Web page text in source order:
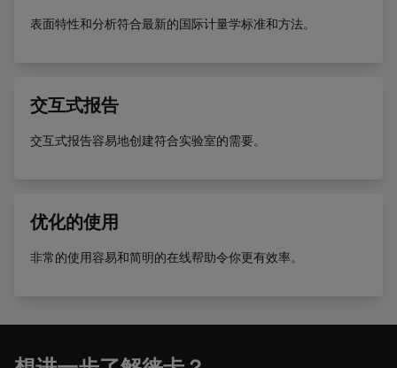
表面特性和分析符合最新的国际计量学标准和方法。
交互式报告
交互式报告容易地创建符合实验室的需要。
优化的使用
非常的使用容易和简明的在线帮助令你更有效率。